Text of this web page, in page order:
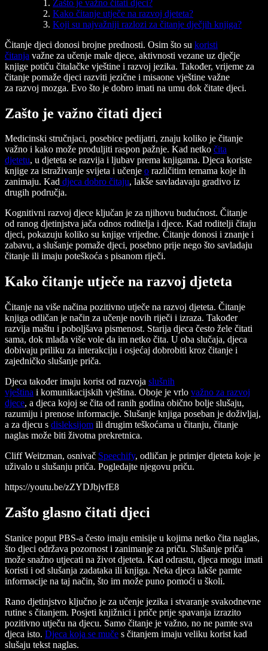
Zašto je važno čitati djeci?
Kako čitanje utječe na razvoj djeteta?
Koji su najvažniji razlozi za čitanje dječjih knjiga?
Čitanje djeci donosi brojne prednosti. Osim što su koristi
čitanja važne za učenje male djece, aktivnosti vezane uz dječje
knjige potiču čitalačke vještine i razvoj jezika. Također, vrijeme za
čitanje pomaže djeci razviti jezične i misaone vještine važne
za razvoj mozga. Evo što je dobro imati na umu dok čitate djeci.
Zašto je važno čitati djeci
Medicinski stručnjaci, posebice pedijatri, znaju koliko je čitanje
važno i kako može produljiti raspon pažnje. Kad netko čita
djetetu, u djeteta se razvija i ljubav prema knjigama. Djeca koriste
knjige za istraživanje svijeta i učenje o različitim temama koje ih
zanimaju. Kad djeca dobro čitaju, lakše savladavaju gradivo iz
drugih područja.
Kognitivni razvoj djece ključan je za njihovu budućnost. Čitanje
od ranog djetinjstva jača odnos roditelja i djece. Kad roditelji čitaju
djeci, pokazuju koliko su knjige vrijedne. Čitanje donosi i znanje i
zabavu, a slušanje pomaže djeci, posebno prije nego što savladaju
čitanje ili imaju poteškoća s pisanom riječi.
Kako čitanje utječe na razvoj djeteta
Čitanje na više načina pozitivno utječe na razvoj djeteta. Čitanje
knjiga odličan je način za učenje novih riječi i izraza. Također
razvija maštu i poboljšava pismenost. Starija djeca često žele čitati
sama, dok mlađa više vole da im netko čita. U oba slučaja, djeca
dobivaju priliku za interakciju i osjećaj dobrobiti kroz čitanje i
zajedničko slušanje priča.
Djeca također imaju korist od razvoja slušnih
vještina i komunikacijskih vještina. Oboje je vrlo važno za razvoj
djece, a djeca kojoj se čita od ranih godina obično bolje slušaju,
razumiju i prenose informacije. Slušanje knjiga poseban je doživljaj,
a za djecu s disleksijom ili drugim teškoćama u čitanju, čitanje
naglas može biti životna prekretnica.
Cliff Weitzman, osnivač Speechify, odličan je primjer djeteta koje je
uživalo u slušanju priča. Pogledajte njegovu priču.
https://youtu.be/zZYDJbjvfE8
Zašto glasno čitati djeci
Stanice poput PBS-a često imaju emisije u kojima netko čita naglas,
što djeci održava pozornost i zanimanje za priču. Slušanje priča
može snažno utjecati na život djeteta. Kad odrastu, djeca mogu imati
koristi i od slušanja zadataka ili knjiga. Neka djeca lakše pamte
informacije na taj način, što im može puno pomoći u školi.
Rano djetinjstvo ključno je za učenje jezika i stvaranje svakodnevne
rutine s čitanjem. Posjeti knjižnici i priče prije spavanja izrazito
pozitivno utječu na djecu. Samo čitanje je važno, no ne pamte sva
djeca isto. Djeca koja se muče s čitanjem imaju veliku korist kad
slušaju tekst naglas.